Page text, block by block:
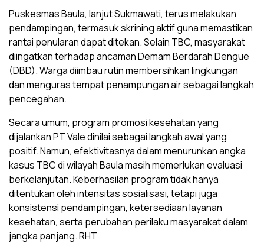
Puskesmas Baula, lanjut Sukmawati, terus melakukan
pendampingan, termasuk skrining aktif guna memastikan
rantai penularan dapat ditekan. Selain TBC, masyarakat
diingatkan terhadap ancaman Demam Berdarah Dengue
(DBD). Warga diimbau rutin membersihkan lingkungan
dan menguras tempat penampungan air sebagai langkah
pencegahan.
Secara umum, program promosi kesehatan yang
dijalankan PT Vale dinilai sebagai langkah awal yang
positif. Namun, efektivitasnya dalam menurunkan angka
kasus TBC di wilayah Baula masih memerlukan evaluasi
berkelanjutan. Keberhasilan program tidak hanya
ditentukan oleh intensitas sosialisasi, tetapi juga
konsistensi pendampingan, ketersediaan layanan
kesehatan, serta perubahan perilaku masyarakat dalam
jangka panjang. RHT